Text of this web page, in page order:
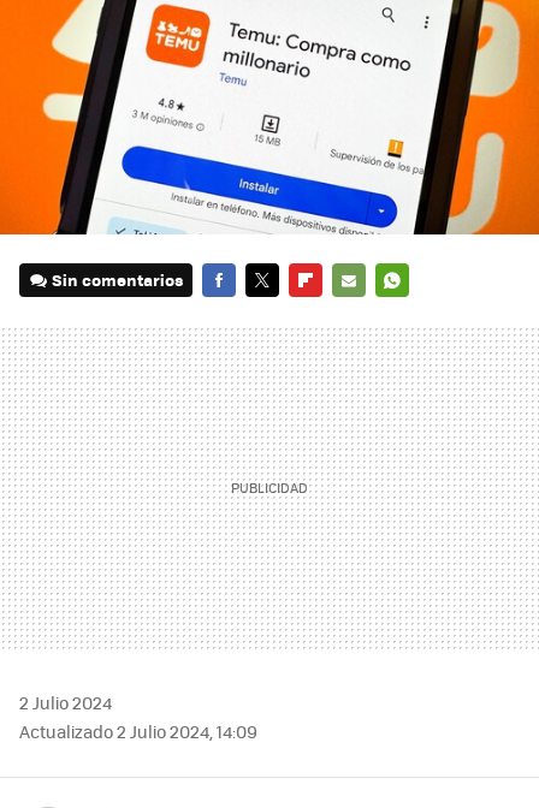
Sin comentarios
MAIL
2 Julio 2024
Actualizado 2 Julio 2024, 14:09